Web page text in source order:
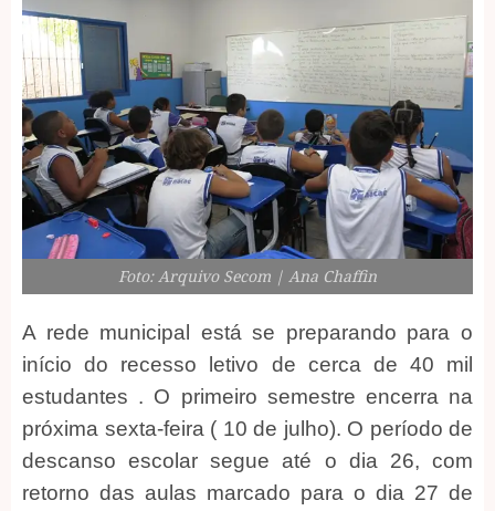
Foto: Arquivo Secom | Ana Chaffin
A rede municipal está se preparando para o
início do recesso letivo de cerca de 40 mil
estudantes . O primeiro semestre encerra na
próxima sexta-feira ( 10 de julho). O período de
descanso escolar segue até o dia 26, com
retorno das aulas marcado para o dia 27 de